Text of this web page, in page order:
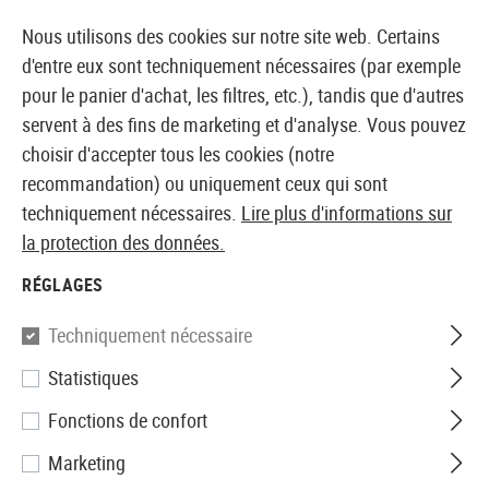
BOUTIQUE ET GROSSISTE EUROPÉEN AIRSOFT
Accueil Equipments Holsters Accessoires Low
IMI Defense
Low Ride Belt Attachment
Nous utilisons des cookies sur notre site web. Certains
d'entre eux sont techniquement nécessaires (par exemple
pour le panier d'achat, les filtres, etc.), tandis que d'autres
servent à des fins de marketing et d'analyse. Vous pouvez
choisir d'accepter tous les cookies (notre
recommandation) ou uniquement ceux qui sont
techniquement nécessaires. Lire plus d'informations sur
la protection des données.
RÉGLAGES
Techniquement nécessaire
Statistiques
Fonctions de confort
Marketing